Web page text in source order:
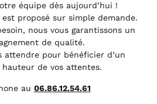
équipe dès aujourd’hui !
proposé sur simple demande.
nous vous garantissons un
de qualité.
attendre pour bénéficier d’un
de vos attentes.
au 06.86.12.54.61